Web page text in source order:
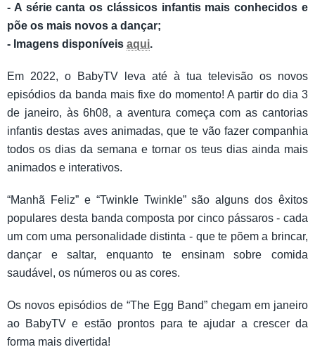
- A série canta os clássicos infantis mais conhecidos e
põe os mais novos a dançar;
- Imagens disponíveis aqui.
Em 2022, o BabyTV leva até à tua televisão os novos
episódios da banda mais fixe do momento! A partir do dia 3
de janeiro, às 6h08, a aventura começa com as cantorias
infantis destas aves animadas, que te vão fazer companhia
todos os dias da semana e tornar os teus dias ainda mais
animados e interativos.
“Manhã Feliz” e “Twinkle Twinkle” são alguns dos êxitos
populares desta banda composta por cinco pássaros - cada
um com uma personalidade distinta - que te põem a brincar,
dançar e saltar, enquanto te ensinam sobre comida
saudável, os números ou as cores.
Os novos episódios de “The Egg Band” chegam em janeiro
ao BabyTV e estão prontos para te ajudar a crescer da
forma mais divertida!